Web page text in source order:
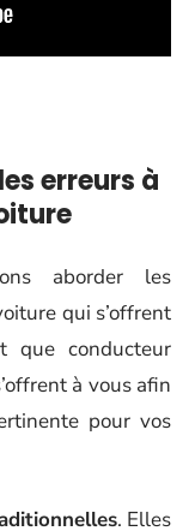
erreurs à
aborder les
qui s’offrent
que conducteur
à vous afin
pour vos
. Elles